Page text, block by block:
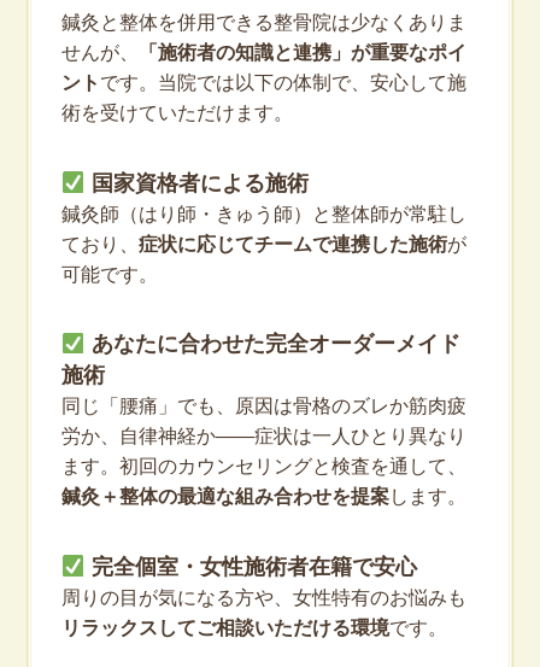
鍼灸と整体を併用できる整骨院は少なくありま
せんが、
「施術者の知識と連携」が重要なポイ
ント です。当院では以下の体制で、安心して施
術を受けていただけます。
国家資格者による施術
鍼灸師（はり師・きゅう師）と整体師が常駐し
ており、 症状に応じてチームで連携した施術が
可能です。
あなたに合わせた完全オーダーメイド
施術
同じ「腰痛」でも、原因は骨格のズレか筋肉疲
労か、自律神経か――症状は一人ひとり異なり
ます。初回のカウンセリングと検査を通して、
鍼灸＋整体の最適な組み合わせを提案します。
完全個室・女性施術者在籍で安心
周りの目が気になる方や、女性特有のお悩みも
リラックスしてご相談いただける環境です。